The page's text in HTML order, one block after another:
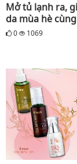
Mở tủ lạnh ra,
da mùa hè
0 1069